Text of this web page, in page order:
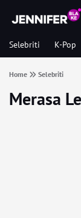
Selebriti K-Pop
Home Selebriti
Merasa